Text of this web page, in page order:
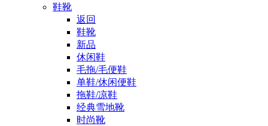
鞋靴
返回
鞋靴
新品
休闲鞋
毛拖/毛便鞋
单鞋/休闲便鞋
拖鞋/凉鞋
经典雪地靴
时尚靴